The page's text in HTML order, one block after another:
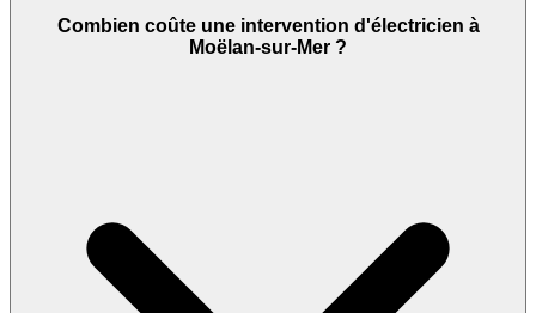
Combien coûte une intervention d'électricien à
Moëlan-sur-Mer ?